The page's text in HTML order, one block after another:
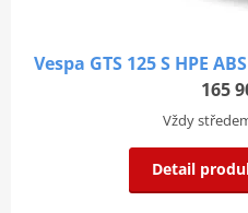
Vespa GTS 125 S HPE
165
Vždy
Detail